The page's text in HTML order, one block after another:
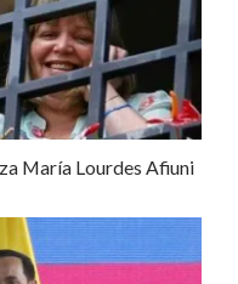
María Lourdes Afiuni